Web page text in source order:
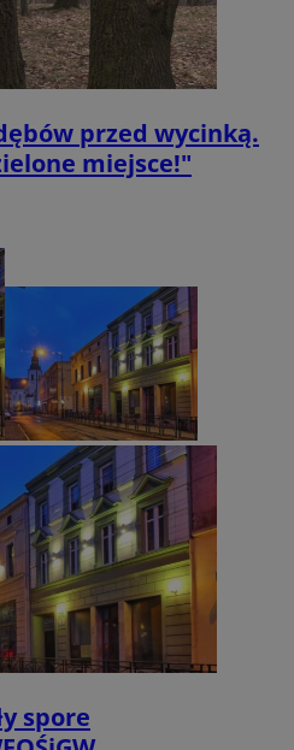
przed wycinką.
miejsce!"
spore